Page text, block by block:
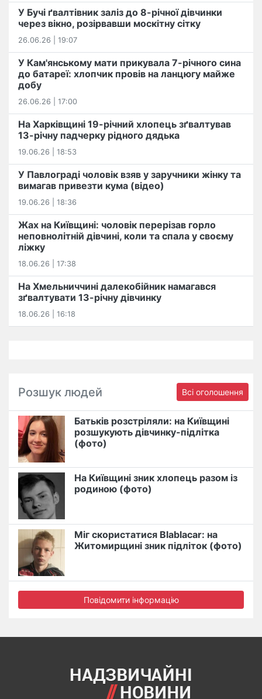
У Бучі ґвалтівник заліз до 8-річної дівчинки
через вікно, розірвавши москітну сітку
26.06.26 | 19:07
У Кам'янському мати прикувала 7-річного сина
до батареї: хлопчик провів на ланцюгу майже
добу
26.06.26 | 17:00
На Харківщині 19-річний хлопець​ ️зґвалтував
13-річну падчерку рідного дядька
19.06.26 | 18:53
У Павлограді чоловік взяв у заручники жінку та
вимагав привезти кума (відео)
19.06.26 | 18:36
Жах на Київщині: чоловік перерізав горло
неповнолітній дівчині, коли та спала у своєму
ліжку
18.06.26 | 17:38
На Хмельниччині далекобійник намагався
зґвалтувати 13-річну дівчинку
18.06.26 | 16:18
Розшук людей Всі оголошення
Батьків розстріляли: на Київщині
розшукують дівчинку-підлітка
(фото)
На Київщині зник хлопець разом із
родиною (фото)
Міг скористатися Blablacar: на
Житомирщині зник підліток (фото)
Повідомити інформацію